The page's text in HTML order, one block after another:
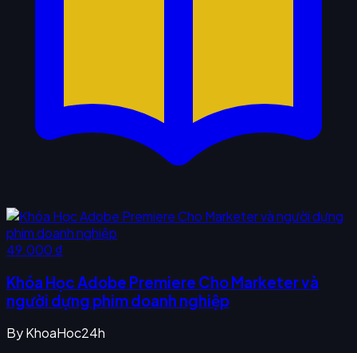
49.000 ₫
Khóa Học Adobe Premiere Cho Marketer và
người dựng phim doanh nghiệp
ByKhoaHoc24h